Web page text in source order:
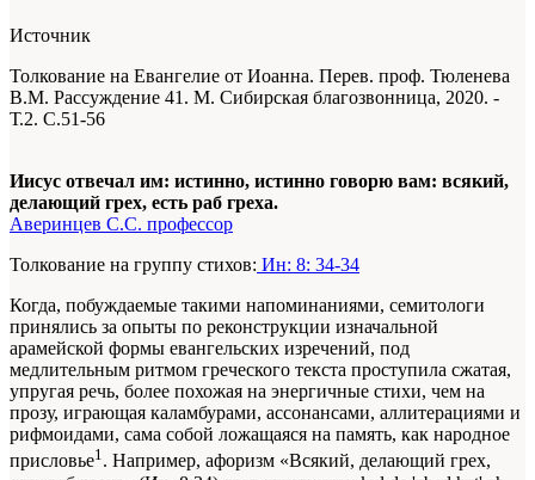
Источник
Толкование на Евангелие от Иоанна. Перев. проф. Тюленева
В.М. Рассуждение 41. М. Сибирская благозвонница, 2020. -
Т.2. С.51-56
Иисус отвечал им: истинно, истинно говорю вам: всякий,
делающий грех, есть раб греха.
Аверинцев С.С. профессор
Толкование на группу стихов: Ин: 8: 34-34
Когда, побуждаемые такими напоминаниями, семитологи
принялись за опыты по реконструкции изначальной
арамейской формы евангельских изречений, под
медлительным ритмом греческого текста проступила сжатая,
упругая речь, более похожая на энергичные стихи, чем на
прозу, играющая каламбурами, ассонансами, аллитерациями и
рифмоидами, сама собой ложащаяся на память, как народное
присловье1. Например, афоризм «Всякий, делающий грех,